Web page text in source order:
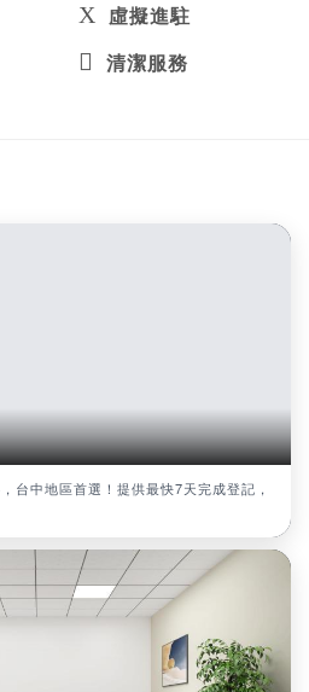
虛擬進駐
清潔服務
台中地區首選！提供最快7天完成登記，